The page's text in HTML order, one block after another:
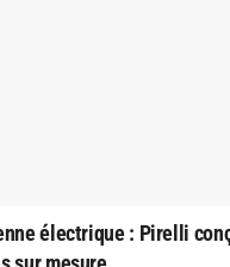
électrique : Pirelli